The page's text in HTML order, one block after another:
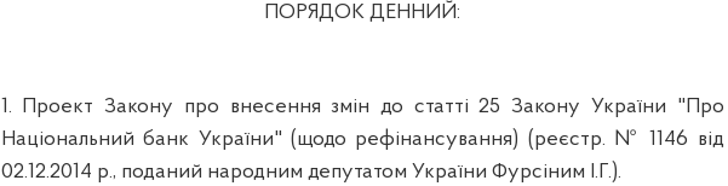
ПОРЯДОК ДЕННИЙ:
1. Проект Закону про внесення змін до статті 25Закону України "Про
Національний банк України" (щодо рефінансування) (реєстр. № 1146 від
02.12.2014 р., поданий народним депутатом України Фурсіним І.Г.).